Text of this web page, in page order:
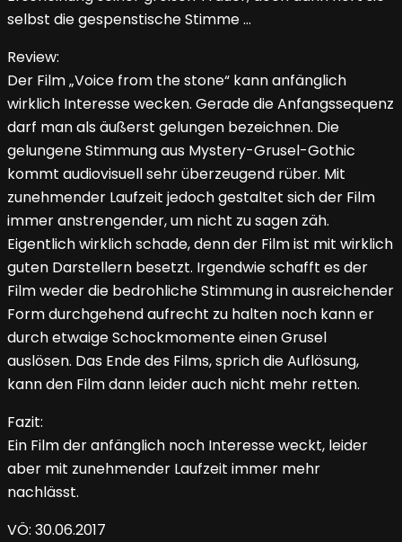
selbst die gespenstische Stimme …
Review:
Der Film „Voice from the stone“ kann anfänglich
wirklich Interesse wecken. Gerade die Anfangssequenz
darf man als äußerst gelungen bezeichnen. Die
gelungene Stimmung aus Mystery-Grusel-Gothic
kommt audiovisuell sehr überzeugend rüber. Mit
zunehmender Laufzeit jedoch gestaltet sich der Film
immer anstrengender, um nicht zu sagen zäh.
Eigentlich wirklich schade, denn der Film ist mit wirklich
guten Darstellern besetzt. Irgendwie schafft es der
Film weder die bedrohliche Stimmung in ausreichender
Form durchgehend aufrecht zu halten noch kann er
durch etwaige Schockmomente einen Grusel
auslösen. Das Ende des Films, sprich die Auflösung,
kann den Film dann leider auch nicht mehr retten.
Fazit:
Ein Film der anfänglich noch Interesse weckt, leider
aber mit zunehmender Laufzeit immer mehr
nachlässt.
VÖ: 30.06.2017